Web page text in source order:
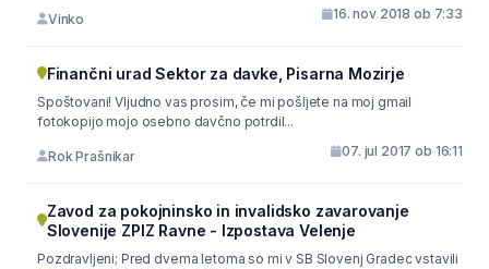
Vinko 16. nov 2018 ob 7:33
Finančni urad Sektor za davke, Pisarna Mozirje
Spoštovani! Vljudno vas prosim, če mi pošljete na moj gmail
fotokopijo mojo osebno davčno potrdil...
Rok Prašnikar 07. jul 2017 ob 16:11
Zavod za pokojninsko in invalidsko zavarovanje
Slovenije ZPIZ Ravne - Izpostava Velenje
Pozdravljeni; Pred dvema letoma so mi v SB Slovenj Gradec vstavili